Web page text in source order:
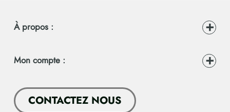
À propos :
Mon compte :
CONTACTEZ NOUS